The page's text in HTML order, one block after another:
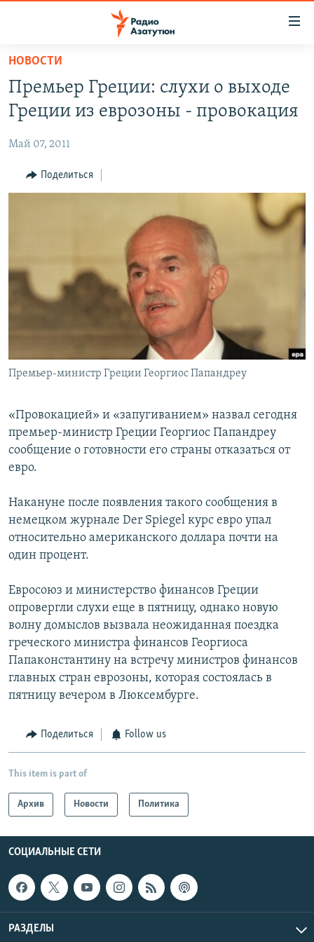
Перейти
основному
содержанию
Перейти
навигации
Перейти
НОВОСТИ
ПОЛИТИКА
ОБЩЕСТВО
ЭКОНОМИКА
СПОРТ
АРХИВ
English
Все сайты Радио Азатутюн
НОВОСТИ
Премьер Греции: слухи о выходе
Греции из еврозоны - провокация
Май 07, 2011
Поделиться
Премьер-министр Греции Георгиос Папандреу
«Провокацией» и «запугиванием» назвал сегодня
премьер-министр Греции Георгиос Папандреу
сообщение о готовности его страны отказаться от
евро.
Накануне после появления такого сообщения в
немецком журнале Der Spiegel курс евро упал
относительно американского доллара почти на
один процент.
Евросоюз и министерство финансов Греции
опровергли слухи еще в пятницу, однако новую
волну домыслов вызвала неожиданная поездка
греческого министра финансов Георгиоса
Папаконстантину на встречу министров финансов
главных стран еврозоны, которая состоялась в
пятницу вечером в Люксембурге.
Поделиться Follow us
This item is part of
Архив Новости Политика
СОЦИАЛЬНЫЕ СЕТИ
РАЗДЕЛЫ